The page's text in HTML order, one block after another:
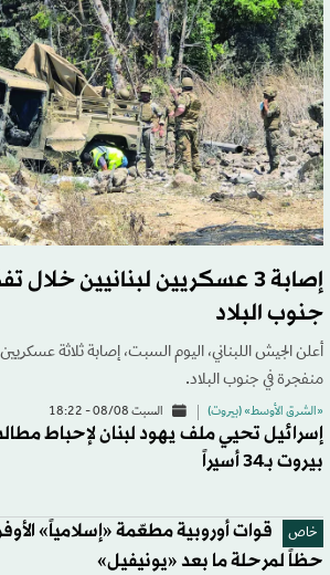
إصابة 3 عسكريين لبنانيين
جنوب البلاد
أعلن الجيش اللبناني، اليوم السبت، إصابة ثلاثة
منفجرة في جنوب البلاد.
«الشرق الأوسط» (بيروت) السبت 08/08 - 18:22
إسرائيل تحيي ملف يهود لبنان لإحباط
بيروت بـ34 أسيراً
خاص
قوات أوروبية مطعّمة «إسلامياً»
حظاً لمرحلة ما بعد «يونيفيل»